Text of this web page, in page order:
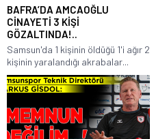
BAFRA’DA AMCAOĞLU
CİNAYETİ 3 KİŞİ
GÖZALTINDA!..
Samsun'da 1 kişinin öldüğü 1'i ağır 2
kişinin yaralandığı akrabalar...